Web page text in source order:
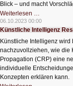
Blick – und macht
Weiterlesen …
mit
KI
06.10.2023 00:00
Künstliche Intelligenz
Künstliche Intelligenz
nachzuvollziehen, wie die
Propagation (CRP) eine
individuelle
Konzepten erklären kann.